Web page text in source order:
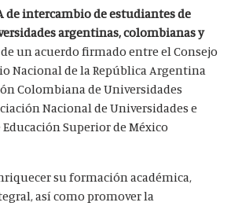
de intercambio de estudiantes de
argentinas, colombianas y
un acuerdo firmado entre el Consejo
Nacional de la República Argentina
Colombiana de Universidades
Nacional de Universidades e
Superior de México
su formación académica,
así como promover la